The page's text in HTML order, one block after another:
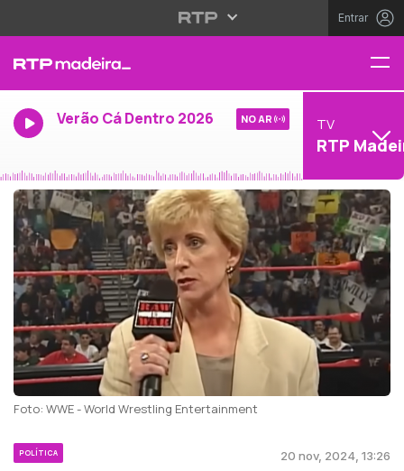
Entrar
Verão Cá Dentro 2026 NO AR TV
RTP
Foto: WWE - World Wrestling Entertainment
POLÍTICA 20 nov, 2024, 13:26